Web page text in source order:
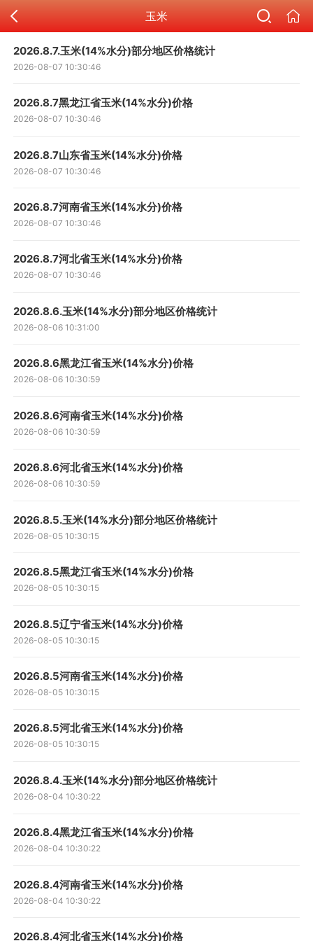
玉米
2026.8.7.玉米(14%水分)部分地区价格统计
2026-08-07 10:30:46
2026.8.7黑龙江省玉米(14%水分)价格
2026-08-07 10:30:46
2026.8.7山东省玉米(14%水分)价格
2026-08-07 10:30:46
2026.8.7河南省玉米(14%水分)价格
2026-08-07 10:30:46
2026.8.7河北省玉米(14%水分)价格
2026-08-07 10:30:46
2026.8.6.玉米(14%水分)部分地区价格统计
2026-08-06 10:31:00
2026.8.6黑龙江省玉米(14%水分)价格
2026-08-06 10:30:59
2026.8.6河南省玉米(14%水分)价格
2026-08-06 10:30:59
2026.8.6河北省玉米(14%水分)价格
2026-08-06 10:30:59
2026.8.5.玉米(14%水分)部分地区价格统计
2026-08-05 10:30:15
2026.8.5黑龙江省玉米(14%水分)价格
2026-08-05 10:30:15
2026.8.5辽宁省玉米(14%水分)价格
2026-08-05 10:30:15
2026.8.5河南省玉米(14%水分)价格
2026-08-05 10:30:15
2026.8.5河北省玉米(14%水分)价格
2026-08-05 10:30:15
2026.8.4.玉米(14%水分)部分地区价格统计
2026-08-04 10:30:22
2026.8.4黑龙江省玉米(14%水分)价格
2026-08-04 10:30:22
2026.8.4河南省玉米(14%水分)价格
2026-08-04 10:30:22
2026.8.4河北省玉米(14%水分)价格